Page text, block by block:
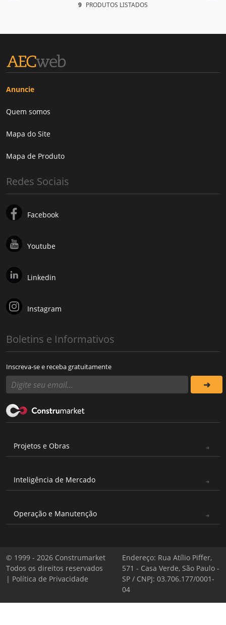
9 PRODUTOS LISTADOS
Anuncie
Quem somos
Mapa do Site
Mapa de Produto
Redes Sociais
Facebook
Youtube
Linkedin
Instagram
Boletins e Informativos
Inscreva-se e receba gratuitamente
Projetos e Obras
Inteligência de Mercado
Operação e Manutenção
© 1999 - 2026 Construmarket
Todos os direitos reservados
| Política de Privacidade
Endereço: Rua Atílio Piffer,
571 - Casa Verde, São Paulo -
SP / CNPJ: 03.706.177/0001-
04